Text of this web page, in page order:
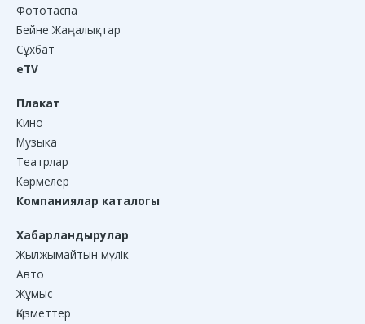
Фототаспа
Бейне Жаңалықтар
Сұхбат
eTV
Плакат
Кино
Музыка
Театрлар
Көрмелер
Компаниялар каталогы
Хабарландырулар
Жылжымайтын мүлік
Авто
Жұмыс
Қызметтер